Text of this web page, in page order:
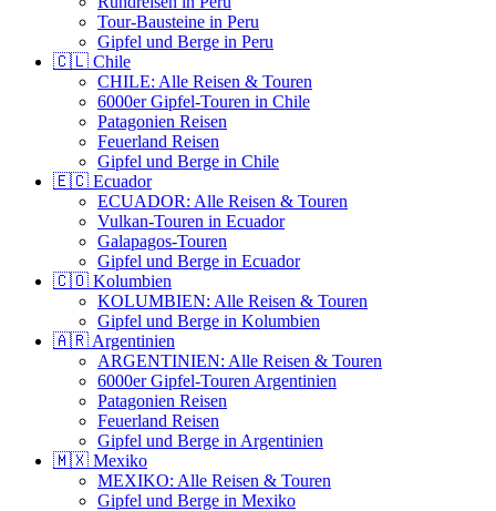
Tour-Bausteine in Peru
Gipfel und Berge in Peru
🇨🇱 Chile
CHILE: Alle Reisen & Touren
6000er Gipfel-Touren in Chile
Patagonien Reisen
Feuerland Reisen
Gipfel und Berge in Chile
🇪🇨 Ecuador
ECUADOR: Alle Reisen & Touren
Vulkan-Touren in Ecuador
Galapagos-Touren
Gipfel und Berge in Ecuador
🇨🇴 Kolumbien
KOLUMBIEN: Alle Reisen & Touren
Gipfel und Berge in Kolumbien
🇦🇷 Argentinien
ARGENTINIEN: Alle Reisen & Touren
6000er Gipfel-Touren Argentinien
Patagonien Reisen
Feuerland Reisen
Gipfel und Berge in Argentinien
🇲🇽 Mexiko
MEXIKO: Alle Reisen & Touren
Gipfel und Berge in Mexiko